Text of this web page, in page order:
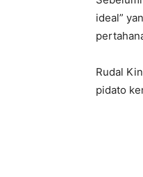
ideal”
Rudal
pidato